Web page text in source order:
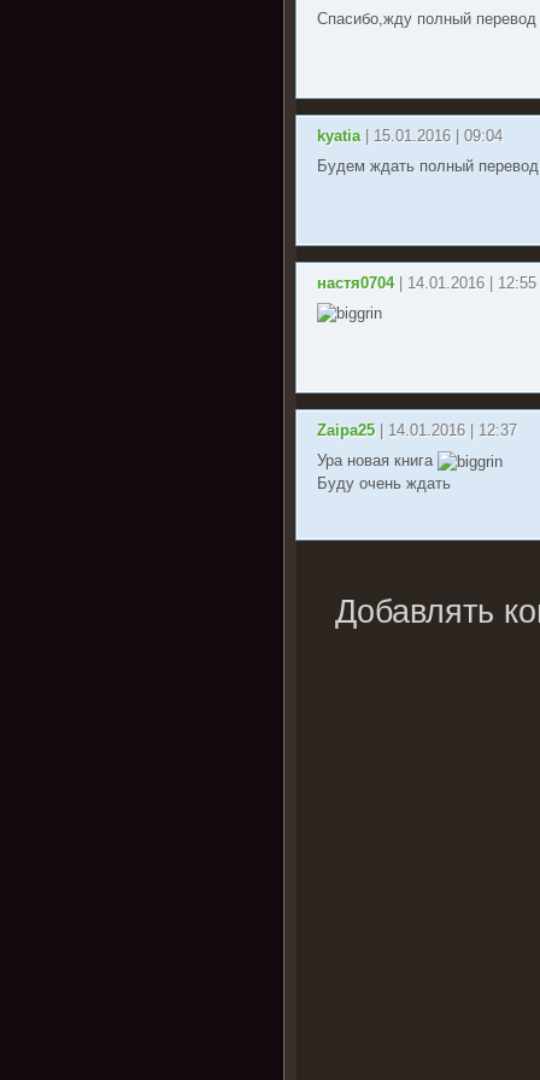
Спасибо,жду полный
kyatia | 15.01.2016 | 09:04
Будем ждать полный
настя0704 | 14.01.2016 | 12:55
Zaipa25 | 14.01.2016 | 12:37
Ура новая книга
Буду очень ждать
Добавлять